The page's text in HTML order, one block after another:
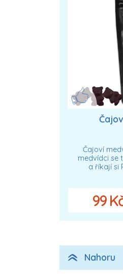
Čajoví
medvídci se
a říkají si
99
Nahoru